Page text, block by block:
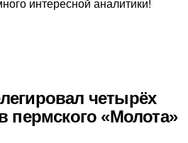
четырёх
пермского «Молота»